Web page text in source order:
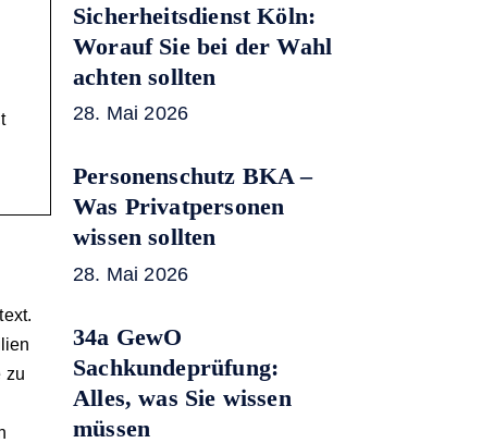
zu
Sicherheitsdienst Köln:
Worauf Sie bei der Wahl
achten sollten
28. Mai 2026
Personenschutz BKA –
Was Privatpersonen
wissen sollten
28. Mai 2026
34a GewO
Sachkundeprüfung:
Alles, was Sie wissen
müssen